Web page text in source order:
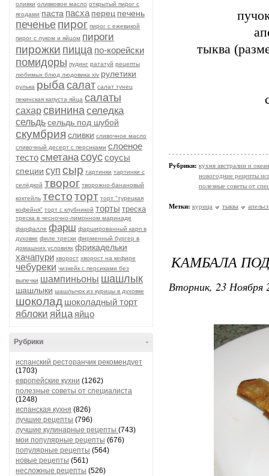
оливки оливковое масло открытый пирог с
ягодами паста пасха перец печень
печенье пирог пирог с ежевикой
пирог с луком и яйцом пироги
пирожки пицца по-корейски
помидоры пудинг рататуй рецепты
любимых блюд людовика xiv рулетики
рулька рыба салат салат тунец
пекинская капуста яйца салаты
сахарсвининаселедка
сельдьсельдь под шубой
скумбрия сливки сливочное масло
сливочный десерт с персиками слоеное
тестосметанасоуссоусы
специи суп сыр тартинки тартинки с
селёдкой творог творожно-банановый
коктейль тестоторт торт "турецкая
кофейня" торт с клубникой торты треска
треска в чесночно-лимонном маринаде
фарфалле фарш фаршированный карп в
духовке филе трески фирменный бургер в
домашних условиях фрикадельки
хачапури хворост хворост на кефире
чебуреки чизкейк с персиками без
выпечки шампиньоны шашлык
шашлыки шашлычок из курицы в духовке
шоколад шоколадный торт
яблоки яйца яйцо
-
Рубрики
испанский ресторанчик рекомендует
(1703)
европейские кухни (1262)
полезные советы от специалиста
(1248)
испанская кухня (826)
лучшие рецепты (796)
лучшие кулинарные рецепты (743)
мои популярные рецепты (676)
популярные рецепты (564)
новые рецепты (561)
несложные рецепты (526)
тыква
Рубрики: кухня австралии и
новогодние рецепты
полезные советы от
Метки: курица тыква
КАМБАЛА
Вторник, 23 Ноября